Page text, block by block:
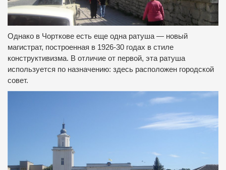
Однако в Чорткове есть еще одна ратуша — новый
магистрат, построенная в 1926-30 годах в стиле
конструктивизма. В отличие от первой, эта ратуша
используется по назначению: здесь расположен городской
совет.